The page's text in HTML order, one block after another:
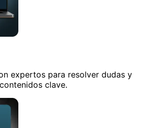
expertos para resolver dudas y
clave.